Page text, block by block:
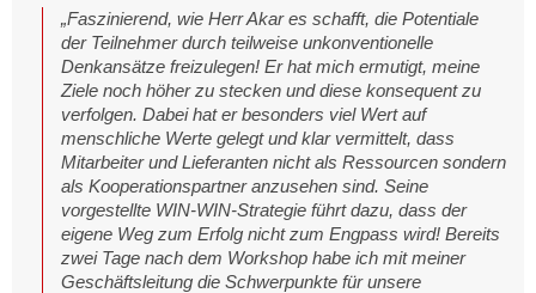
„Faszinierend, wie Herr Akar es schafft, die Potentiale
der Teilnehmer durch teilweise unkonventionelle
Denkansätze freizulegen! Er hat mich ermutigt, meine
Ziele noch höher zu stecken und diese konsequent zu
verfolgen. Dabei hat er besonders viel Wert auf
menschliche Werte gelegt und klar vermittelt, dass
Mitarbeiter und Lieferanten nicht als Ressourcen sondern
als Kooperationspartner anzusehen sind. Seine
vorgestellte WIN-WIN-Strategie führt dazu, dass der
eigene Weg zum Erfolg nicht zum Engpass wird! Bereits
zwei Tage nach dem Workshop habe ich mit meiner
Geschäftsleitung die Schwerpunkte für unsere